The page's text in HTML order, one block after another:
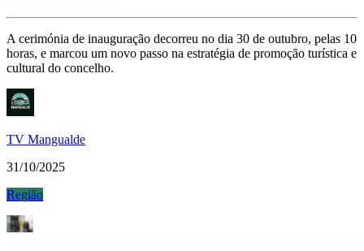
A cerimónia de inauguração decorreu no dia 30 de outubro, pelas 10
horas, e marcou um novo passo na estratégia de promoção turística e
cultural do concelho.
TV Mangualde
31/10/2025
Região